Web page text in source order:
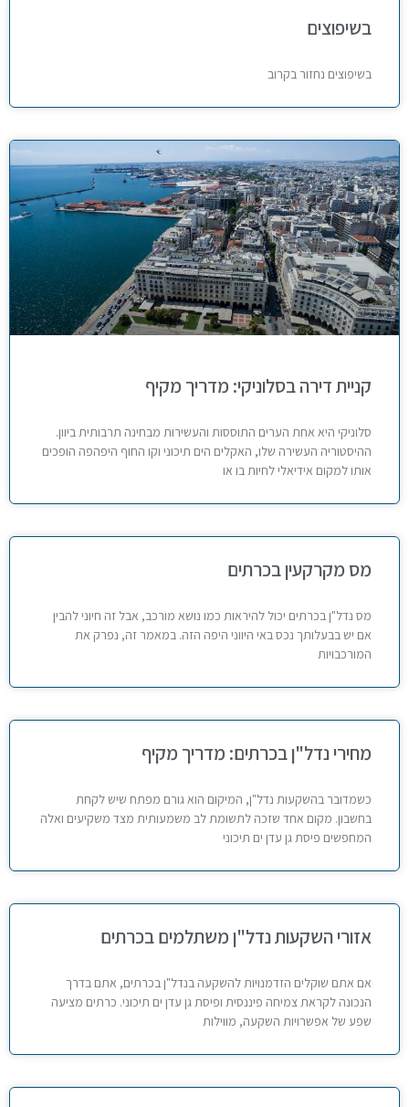
בשיפוצים
בשיפוצים נחזור בקרוב
קניית דירה בסלוניקי: מדריך מקיף
סלוניקי היא אחת הערים התוססות והעשירות מבחינה תרבותית ביוון.
ההיסטוריה העשירה שלו, האקלים הים תיכוני וקו החוף היפהפה הופכים
אותו למקום אידיאלי לחיות בו או
מס מקרקעין בכרתים
מס נדל"ן בכרתים יכול להיראות כמו נושא מורכב, אבל זה חיוני להבין
אם יש בבעלותך נכס באי היווני היפה הזה. במאמר זה, נפרק את
המורכבויות
מחירי נדל"ן בכרתים: מדריך מקיף
כשמדובר בהשקעות נדל"ן, המיקום הוא גורם מפתח שיש לקחת
בחשבון. מקום אחד שזכה לתשומת לב משמעותית מצד משקיעים ואלה
המחפשים פיסת גן עדן ים תיכוני
אזורי השקעות נדל"ן משתלמים בכרתים
אם אתם שוקלים הזדמנויות להשקעה בנדל"ן בכרתים, אתם בדרך
הנכונה לקראת צמיחה פיננסית ופיסת גן עדן ים תיכוני. כרתים מציעה
שפע של אפשרויות השקעה, מווילות